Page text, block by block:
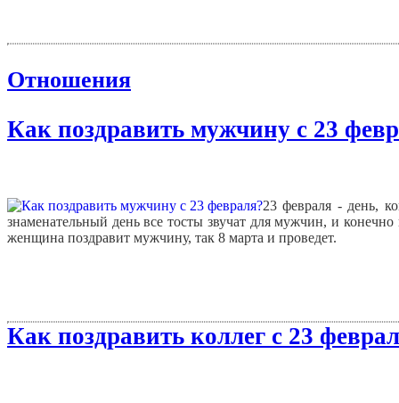
Отношения
Как поздравить мужчину с 23
23 февраля - день,
знаменательный день все тосты звучат для мужчин, и
женщина поздравит мужчину, так 8 марта и проведет.
Как поздравить коллег с 23